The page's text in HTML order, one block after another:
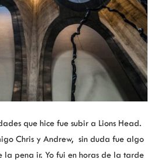
que hice fue subir a Lions Head.
Chris y Andrew, sin duda fue algo
la pena ir. Yo fui en horas de la tarde